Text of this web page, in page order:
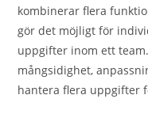
kombinerar flera
gör det möjligt för
uppgifter inom ett
mångsidighet,
hantera flera uppgifter